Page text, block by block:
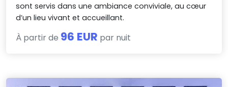
sont servis dans une ambiance conviviale, au cœur
d’un lieu vivant et accueillant.
À partir de 96 EUR par nuit